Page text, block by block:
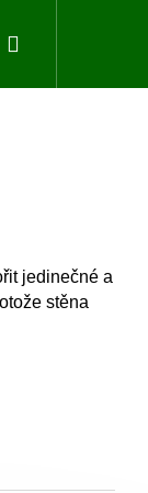
Nákupní
jedinečné a
stěna